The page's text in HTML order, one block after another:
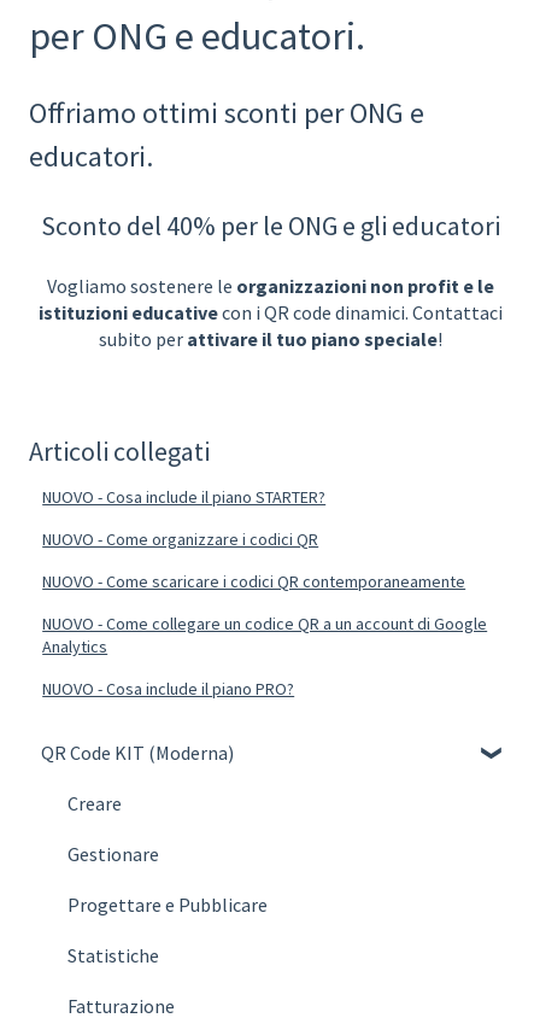
per ONG e educatori.
Offriamo ottimi sconti per ONG e
educatori.
Sconto del 40% per le ONG e gli educatori
Vogliamo sostenere le organizzazioni non profit e le
istituzioni educativecon i QR code dinamici. Contattaci
subito per attivare il tuo piano speciale!
Articoli collegati
NUOVO - Cosa include il piano STARTER?
NUOVO - Come organizzare i codici QR
NUOVO - Come scaricare i codici QR contemporaneamente
NUOVO - Come collegare un codice QR a un account di Google
Analytics
NUOVO - Cosa include il piano PRO?
QR Code KIT (Moderna)
Creare
Gestionare
Progettare e Pubblicare
Statistiche
Fatturazione